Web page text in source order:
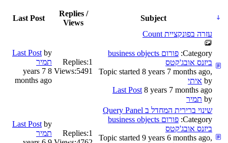
Subject
Replies /
Views
Last Post
עזרה בפונקציית Count
Category:
פורום business objects
ביזנס אובג'קטס
Topic started 8 years 7 months ago,
by איתי
Last Post 8 years 7 months ago
by תמיר
Replies:1
Views:5491
Last Post by
תמיר
8 years 7
months ago
שינוי ברירית המחדל ב Query Panel
Category:
פורום business objects
ביזנס אובג'קטס
Topic started 9 years 6 months ago,
Replies:1
Last Post by
תמיר